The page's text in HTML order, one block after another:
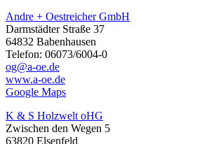
Andre + Oestreicher GmbH
Darmstädter Straße 37
64832 Babenhausen
Telefon: 06073/6004-0
og@a-oe.de
www.a-oe.de
Google Maps
K & S Holzwelt oHG
Zwischen den Wegen 5
63820 Elsenfeld